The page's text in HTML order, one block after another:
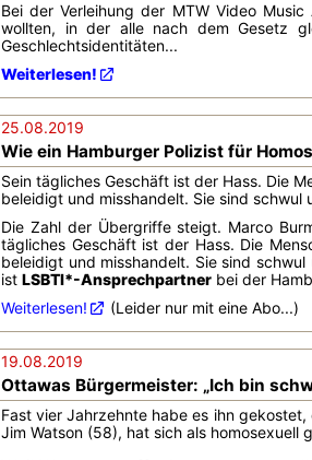
Bei der Verleihung der MTW Video
wollten, in der alle nach dem Gesetz
Geschlechtsidentitäten...
Weiterlesen!
25.08.2019
Wie ein Hamburger Polizist für
Sein tägliches Geschäft ist der Hass. Die
beleidigt und misshandelt. Sie sind schwul
Die Zahl der Übergriffe steigt. Marco
tägliches Geschäft ist der Hass. Die
beleidigt und misshandelt. Sie sind
ist LSBTI*-Ansprechpartner bei der
Weiterlesen!
(Leider nur mit eine Abo...)
19.08.2019
Ottawas Bürgermeister: „Ich bin
Fast vier Jahrzehnte habe es ihn
Jim Watson (58), hat sich als homosexuell